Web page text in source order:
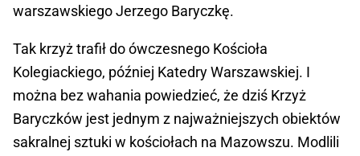
warszawskiego Jerzego Baryczkę.
Tak krzyż trafił do ówczesnego Kościoła
Kolegiackiego, później Katedry Warszawskiej. I
można bez wahania powiedzieć, że dziś Krzyż
Baryczków jest jednym z najważniejszych obiektów
sakralnej sztuki w kościołach na Mazowszu. Modlili